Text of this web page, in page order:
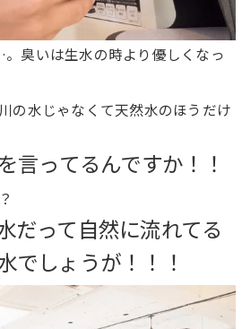
臭いは生水の時より優しくなっ
の水じゃなくて天然水のほうだけ
言ってるんですか！！
だって自然に流れてる
でしょうが！！！